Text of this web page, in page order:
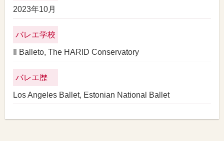
2023年10月
バレエ学校
Il Balleto, The HARID Conservatory
バレエ歴
Los Angeles Ballet, Estonian National Ballet